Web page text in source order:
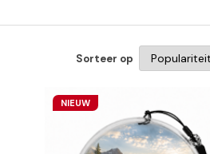
Sorteer op
NIEUW